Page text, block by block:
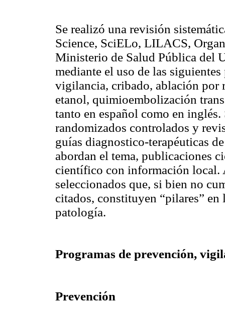
Se realizó una revisión
Science, SciELo, LILACS,
Ministerio de Salud Pública del
mediante el uso de las
vigilancia, cribado, ablación por
etanol, quimioembolización
tanto en español como en
randomizados controlados y
guías diagnostico-terapéuticas
abordan el tema, publicaciones
científico con información
seleccionados que, si bien no
citados, constituyen “pilares”
patología.
Programas de prevención,
Prevención